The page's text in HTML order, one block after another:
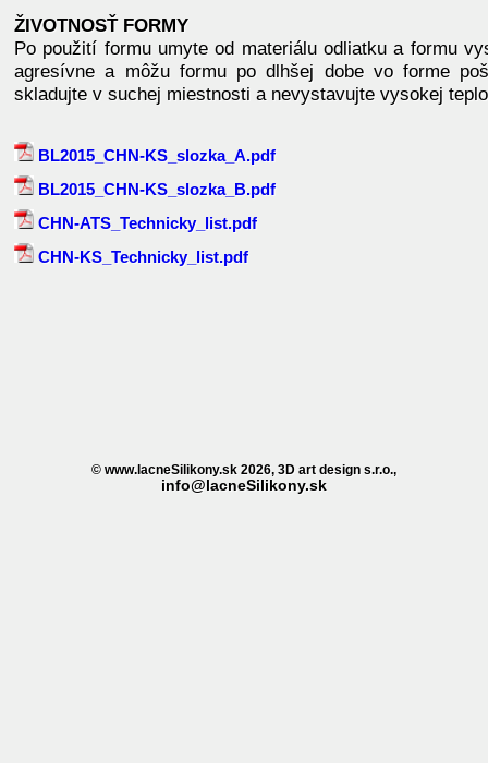
ŽIVOTNOSŤ FORMY
Po použití formu umyte od materiálu odliatku a formu
agresívne a môžu formu po dlhšej dobe vo forme
skladujte v suchej miestnosti a nevystavujte vysokej
BL2015_CHN-KS_slozka_A.pdf
BL2015_CHN-KS_slozka_B.pdf
CHN-ATS_Technicky_list.pdf
CHN-KS_Technicky_list.pdf
© www.lacneSilikony.sk 2026, 3D art design s.r.o.,
info@lacneSilikony.sk